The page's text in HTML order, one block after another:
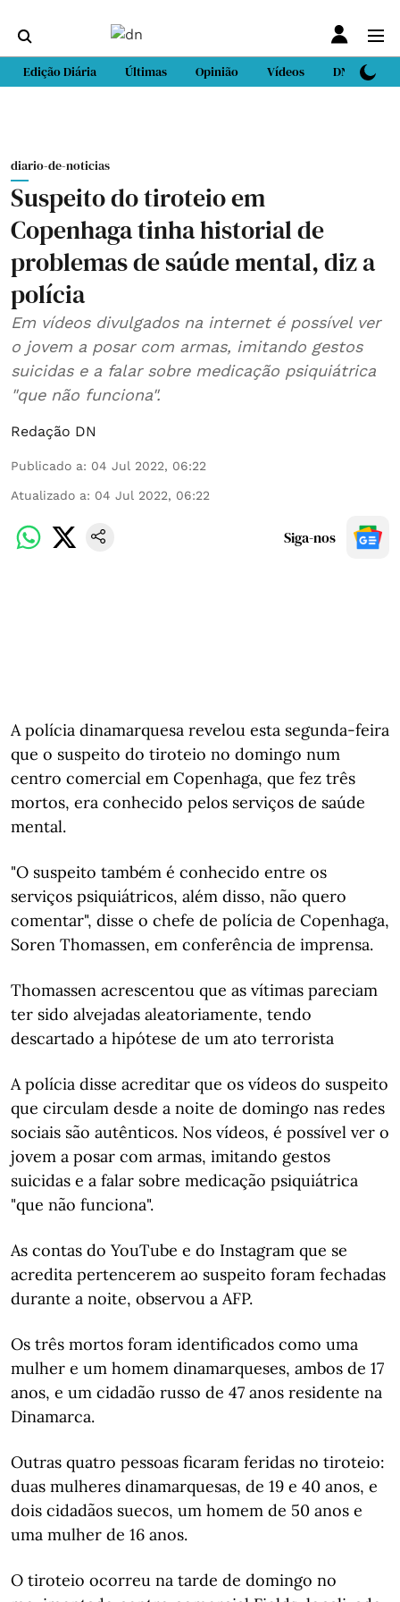
Edição Diária Últimas Opinião Vídeos DN Sport
diario-de-noticias
Suspeito do tiroteio em
Copenhaga tinha historial de
problemas de saúde mental, diz a
polícia
Em vídeos divulgados na internet é possível ver
o jovem a posar com armas, imitando gestos
suicidas e a falar sobre medicação psiquiátrica
"que não funciona".
Redação DN
Publicado a: 04 Jul 2022, 06:22
Atualizado a: 04 Jul 2022, 06:22
Siga-nos
A polícia dinamarquesa revelou esta segunda-feira
que o suspeito do tiroteio no domingo num
centro comercial em Copenhaga, que fez três
mortos, era conhecido pelos serviços de saúde
mental.
"O suspeito também é conhecido entre os
serviços psiquiátricos, além disso, não quero
comentar", disse o chefe de polícia de Copenhaga,
Soren Thomassen, em conferência de imprensa.
Thomassen acrescentou que as vítimas pareciam
ter sido alvejadas aleatoriamente, tendo
descartado a hipótese de um ato terrorista
A polícia disse acreditar que os vídeos do suspeito
que circulam desde a noite de domingo nas redes
sociais são autênticos. Nos vídeos, é possível ver o
jovem a posar com armas, imitando gestos
suicidas e a falar sobre medicação psiquiátrica
"que não funciona".
As contas do YouTube e do Instagram que se
acredita pertencerem ao suspeito foram fechadas
durante a noite, observou a AFP.
Os três mortos foram identificados como uma
mulher e um homem dinamarqueses, ambos de 17
anos, e um cidadão russo de 47 anos residente na
Dinamarca.
Outras quatro pessoas ficaram feridas no tiroteio:
duas mulheres dinamarquesas, de 19 e 40 anos, e
dois cidadãos suecos, um homem de 50 anos e
uma mulher de 16 anos.
O tiroteio ocorreu na tarde de domingo no